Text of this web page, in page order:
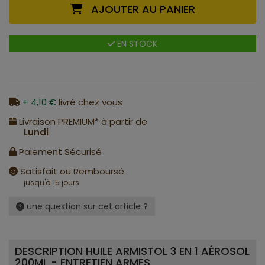
AJOUTER AU PANIER
EN STOCK
+ 4,10 €livré chez vous
Livraison PREMIUM* à partir de
Lundi
Paiement Sécurisé
Satisfait ou Remboursé
jusqu'à 15 jours
une question sur cet article ?
DESCRIPTION HUILE ARMISTOL 3 EN 1 AÉROSOL